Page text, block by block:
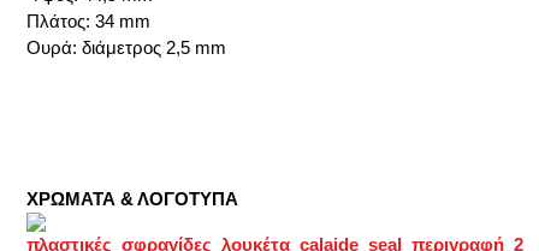
Πλάτος: 34 mm
Ουρά: διάμετρος 2,5 mm
ΧΡΩΜΑΤΑ & ΛΟΓΟΤΥΠΑ